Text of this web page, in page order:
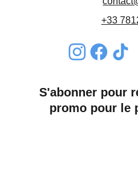
+33
S'abonner pour
promo pour le